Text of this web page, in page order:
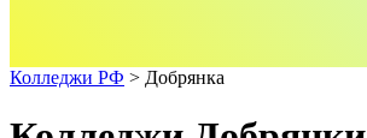
Колледжи РФ > Добрянка